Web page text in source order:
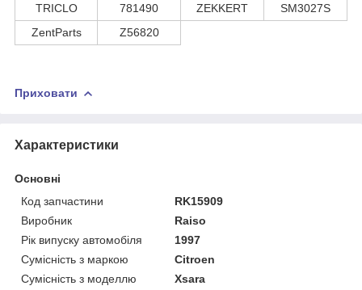
TRICLO
781490 ZEKKERT
SM3027S
ZentParts
Z56820
Приховати
Характеристики
Основні
Код запчастини
RK15909
Виробник
Raiso
Рік випуску автомобіля
1997
Сумісність з маркою
Citroen
Сумісність з моделлю
Xsara